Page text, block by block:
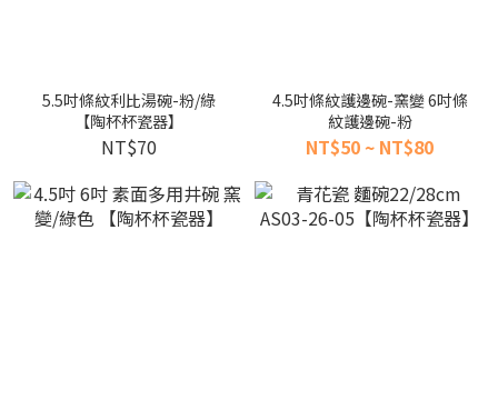
5.5吋條紋利比湯碗-粉/綠
【陶杯杯瓷器】
NT$70
4.5吋條紋護邊碗-窯變 6吋條
紋護邊碗-粉
NT$50 ~ NT$80